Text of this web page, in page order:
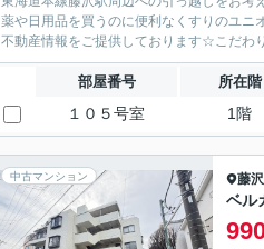
薬や日用品を買うのに便利なくすりのユ
不動産情報をご提供しております☆こだわ
部屋番号 所在階
１０５号室 1階
中古マンション 藤
ベル